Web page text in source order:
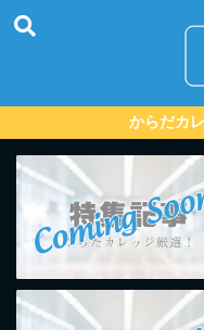
からだカ